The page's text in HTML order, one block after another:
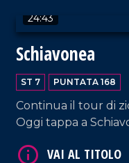
24:43
Schiavonea
ST 7 PUNTATA 168
Continua il tour di
Oggi tappa a
VAI AL TITOLO